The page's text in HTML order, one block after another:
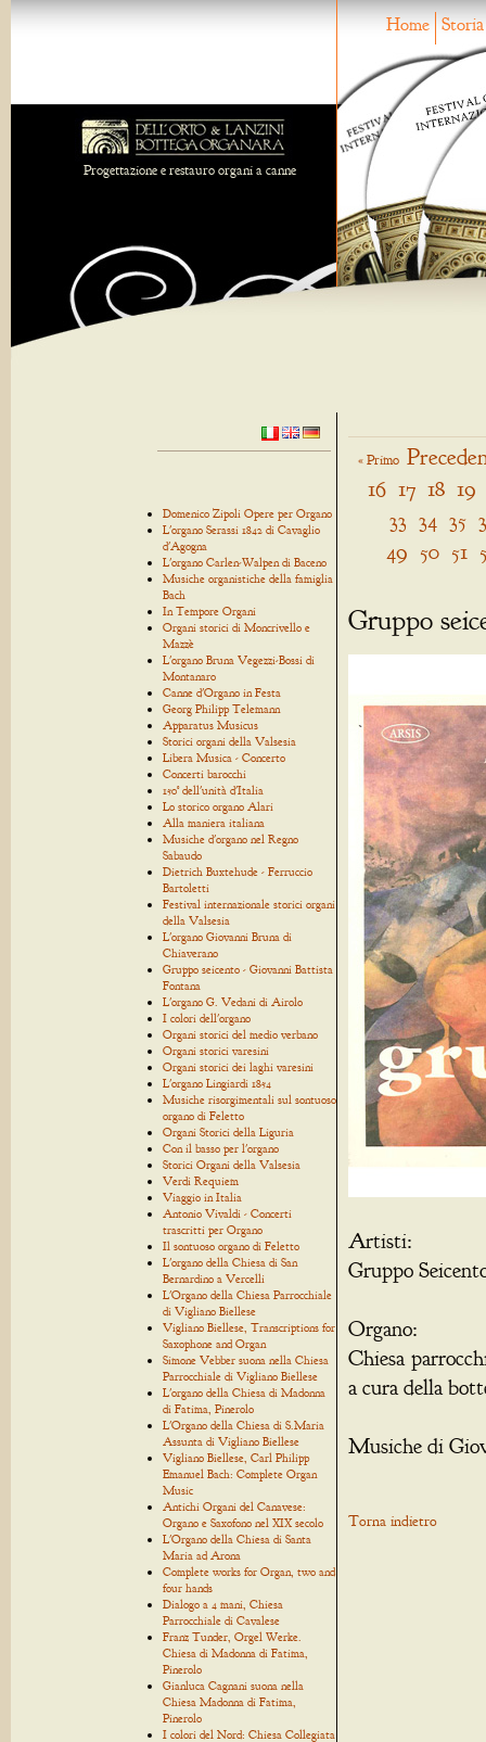
Home Storia
Progettazione e restauro organi a canne
Domenico Zipoli Opere per Organo
L'organo Serassi 1842 di Cavaglio
d'Agogna
L'organo Carlen-Walpen di Baceno
Musiche organistiche della famiglia
Bach
In Tempore Organi
Organi storici di Moncrivello e
Mazzè
L'organo Bruna Vegezzi-Bossi di
Montanaro
Canne d'Organo in Festa
Georg Philipp Telemann
Apparatus Musicus
Storici organi della Valsesia
Libera Musica - Concerto
Concerti barocchi
150° dell'unità d'Italia
Lo storico organo Alari
Alla maniera italiana
Musiche d'organo nel Regno
Sabaudo
Dietrich Buxtehude - Ferruccio
Bartoletti
Festival internazionale storici organi
della Valsesia
L'organo Giovanni Bruna di
Chiaverano
Gruppo seicento - Giovanni Battista
Fontana
L'organo G. Vedani di Airolo
I colori dell'organo
Organi storici del medio verbano
Organi storici varesini
Organi storici dei laghi varesini
L'organo Lingiardi 1854
Musiche risorgimentali sul sontuoso
organo di Feletto
Organi Storici della Liguria
Con il basso per l'organo
Storici Organi della Valsesia
Verdi Requiem
Viaggio in Italia
Antonio Vivaldi - Concerti
trascritti per Organo
Il sontuoso organo di Feletto
L'organo della Chiesa di San
Bernardino a Vercelli
L'Organo della Chiesa Parrocchiale
di Vigliano Biellese
Vigliano Biellese, Transcriptions for
Saxophone and Organ
Simone Vebber suona nella Chiesa
Parrocchiale di Vigliano Biellese
L'organo della Chiesa di Madonna
di Fatima, Pinerolo
L'Organo della Chiesa di S.Maria
Assunta di Vigliano Biellese
Vigliano Biellese, Carl Philipp
Emanuel Bach: Complete Organ
Music
Antichi Organi del Canavese:
Organo e Saxofono nel XIX secolo
L'Organo della Chiesa di Santa
Maria ad Arona
Complete works for Organ, two and
four hands
Dialogo a 4 mani, Chiesa
Parrocchiale di Cavalese
Franz Tunder, Orgel Werke.
Chiesa di Madonna di Fatima,
Pinerolo
Gianluca Cagnani suona nella
Chiesa Madonna di Fatima,
Pinerolo
I colori del Nord: Chiesa Collegiata
« Primo
16 17 18 19
33 34 35
49 50 51
Gruppo
Artisti:
Gruppo
Organo:
Chiesa
a cura della
Musiche di
Torna indietro